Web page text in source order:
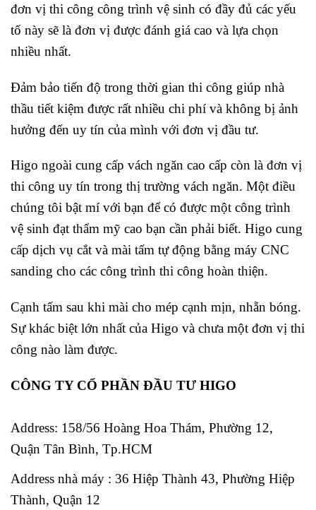
đơn vị thi công công trình vệ sinh có đầy đủ các yếu
tố này sẽ là đơn vị được đánh giá cao và lựa chọn
nhiều nhất.
Đảm bảo tiến độ trong thời gian thi công giúp nhà
thầu tiết kiệm được rất nhiều chi phí và không bị ảnh
hưởng đến uy tín của mình với đơn vị đầu tư.
Higo ngoài cung cấp vách ngăn cao cấp còn là đơn vị
thi công uy tín trong thị trường vách ngăn. Một điều
chúng tôi bật mí với bạn để có được một công trình
vệ sinh đạt thẩm mỹ cao bạn cần phải biết. Higo cung
cấp dịch vụ cắt và mài tấm tự động bằng máy CNC
sanding cho các công trình thi công hoàn thiện.
Cạnh tấm sau khi mài cho mép cạnh mịn, nhẵn bóng.
Sự khác biệt lớn nhất của Higo và chưa một đơn vị thi
công nào làm được.
CÔNG TY CỔ PHẦN ĐẦU TƯ HIGO
Address: 158/56 Hoàng Hoa Thám, Phường 12,
Quận Tân Bình, Tp.HCM
Address nhà máy : 36 Hiệp Thành 43, Phường Hiệp
Thành, Quận 12